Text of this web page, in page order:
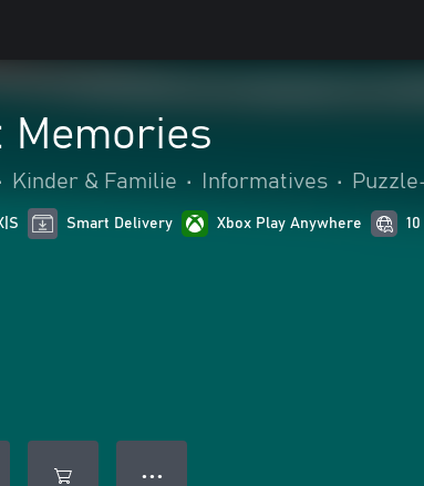
Memories
Kinder & Familie • Informatives •
Smart Delivery Xbox Play Anywhere
● ● ●